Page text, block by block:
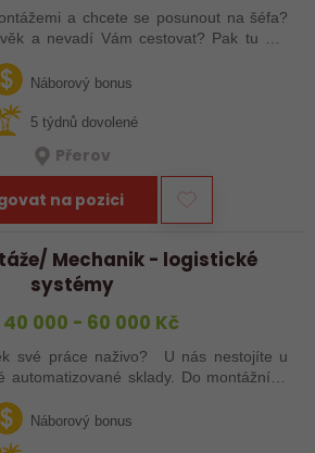
a chcete se posunout na šéfa?
a nevadí Vám cestovat? Pak tu pro
Náborový bonus
5 týdnů dovolené
Přerov
na pozici
Mechanik - logistické
systémy
40 000 - 60 000 Kč
své práce naživo? U nás nestojíte u
automatizované sklady. Do montážního
Náborový bonus